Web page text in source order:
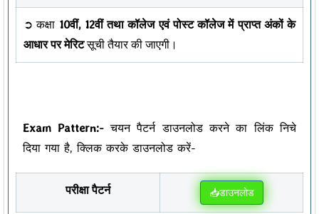
➲ कक्षा 10वीं, 12वीं तथा कॉलेज एवं पोस्ट कॉलेज में प्राप्त अंकों के
आधार पर मेरिटसूची तैयार की जाएगी।
Exam Pattern:-चयन पैटर्न डाउनलोड करने का लिंक निचे
दिया गया है, क्लिक करके डाउनलोड करें-
परीक्षा पैटर्न 📥डाउनलोड